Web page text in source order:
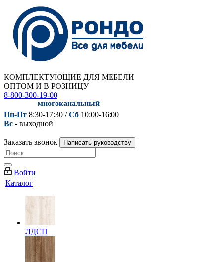
КОМПЛЕКТУЮЩИЕ ДЛЯ МЕБЕЛИ
ОПТОМ И В РОЗНИЦУ
8-800-300-19-00
многоканальный
Пн-Пт 8:30-17:30 /Сб 10:00-16:00
Вс - выходной
Заказать звонок Написать руководству
Войти
Каталог
ЛДСП